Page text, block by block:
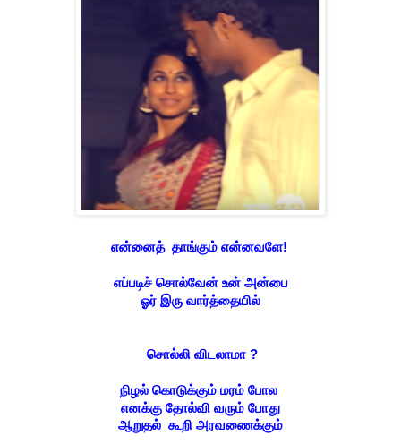
என்னைத் தாங்கும் என்னவளே!
எப்படிச் சொல்வேன் உன் அன்பை
ஓர் இரு வார்த்தையில்
சொல்லி விடலாமா ?
நிழல் கொடுக்கும் மரம் போல
எனக்கு தோல்வி வரும் போது
ஆறுதல் கூறி அரவணைக்கும்